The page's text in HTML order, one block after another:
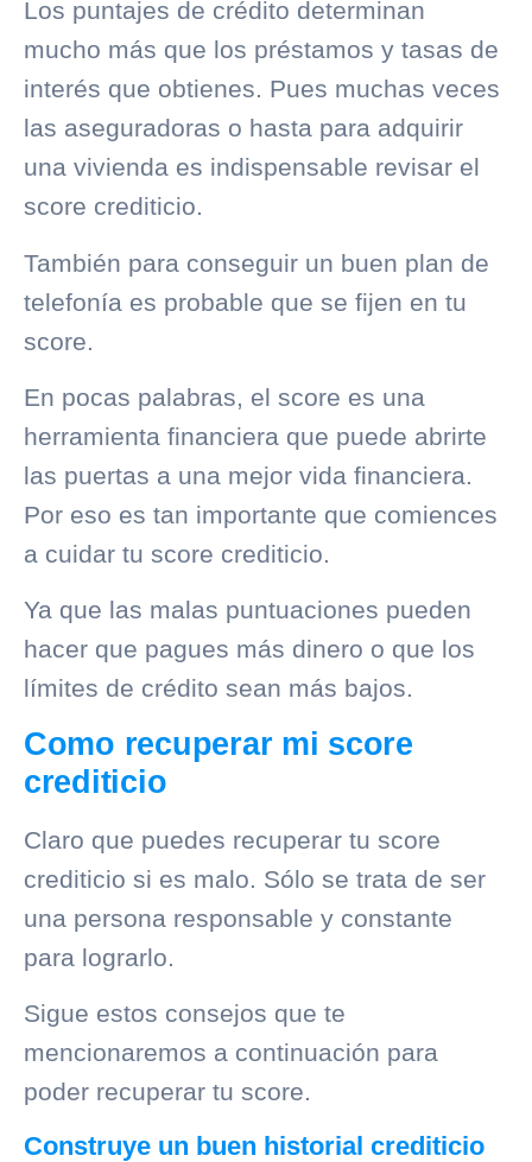
Los puntajes de crédito determinan
mucho más que los préstamos y tasas de
interés que obtienes. Pues muchas veces
las aseguradoras o hasta para adquirir
una vivienda es indispensable revisar el
score crediticio.
También para conseguir un buen plan de
telefonía es probable que se fijen en tu
score.
En pocas palabras, el score es una
herramienta financiera que puede abrirte
las puertas a una mejor vida financiera.
Por eso es tan importante que comiences
a cuidar tu score crediticio.
Ya que las malas puntuaciones pueden
hacer que pagues más dinero o que los
límites de crédito sean más bajos.
Como recuperar mi score
crediticio
Claro que puedes recuperar tu score
crediticio si es malo. Sólo se trata de ser
una persona responsable y constante
para lograrlo.
Sigue estos consejos que te
mencionaremos a continuación para
poder recuperar tu score.
Construye un buen historial crediticio